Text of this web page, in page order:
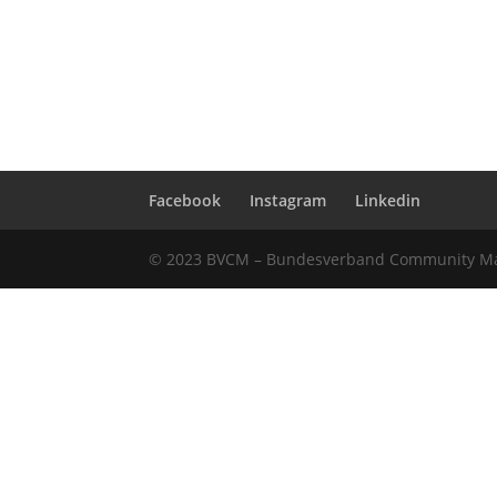
Facebook Instagram Linkedin
© 2023 BVCM – Bundesverband Community